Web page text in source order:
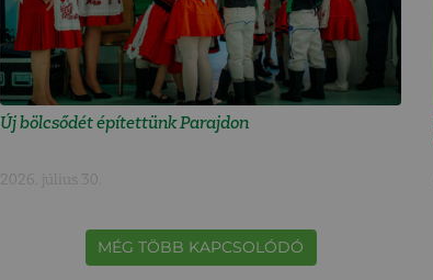
Új bölcsődét építettünk Parajdon
2026. július 30.
MÉG TÖBB KAPCSOLÓDÓ